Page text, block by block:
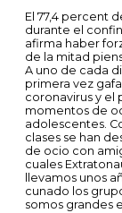
El 77,4 percent
durante el
afirma haber
de la mitad
A uno de cada
primera vez
coronavirus y
momentos de
adolescentes.
clases se han
de ocio con
cuales
llevamos unos
cunado los
somos grandes